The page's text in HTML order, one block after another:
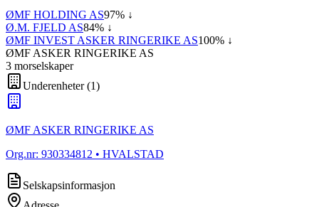
ØMF HOLDING AS97% ↓
Ø.M. FJELD AS84% ↓
ØMF INVEST ASKER RINGERIKE AS100% ↓
ØMF ASKER RINGERIKE AS
3 morselskaper
Underenheter(1)
ØMF ASKER RINGERIKE AS
Org.nr: 930334812 • HVALSTAD
Selskapsinformasjon